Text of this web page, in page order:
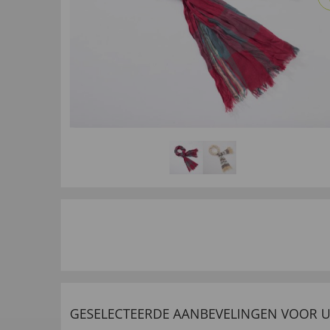
GESELECTEERDE AANBEVELINGEN VOOR U